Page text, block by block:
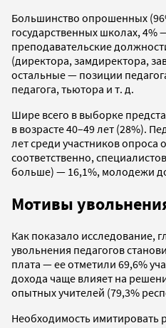
Большинство опрошенных
государственных школах, 4%
преподавательские
(директора, замдиректора,
остальные — позиции
педагога, тьютора и т. д.
Шире всего в выборке
в возрасте 40–49 лет (28%).
лет среди участников опроса
соответственно,
больше) — 16,1%, молодежи
Мотивы
Как показало исследование,
увольнения педагогов
плата — ее отметили 69,6%
дохода чаще влияет на
опытных учителей (79,3%
Необходимость имитировать